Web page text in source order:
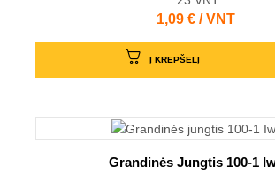
Kaina
1,09 € / VNT
Į KREPŠELĮ
Grandinės Jungtis 100-1